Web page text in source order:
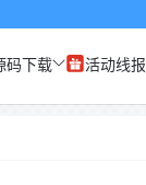
码下载 活动线报